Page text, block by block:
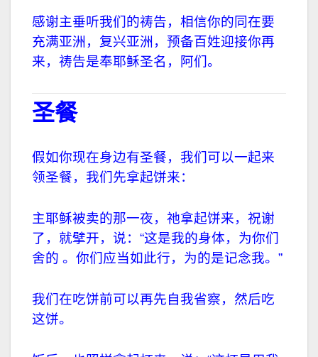
感谢主垂听我们的祷告，相信你的同在要
充满亚洲，复兴亚洲，预备百姓迎接你再
来，祷告是奉耶稣圣名，阿们。
圣餐
假如你现在身边有圣餐，我们可以一起来
领圣餐，我们先拿起饼来：
主耶稣被卖的那一夜，祂拿起饼来，祝谢
了，就擘开，说： “这是我的身体，为你们
舍的 。你们应当如此行，为的是记念我。 ”
我们在吃饼前可以再先自我省察，然后吃
这饼。